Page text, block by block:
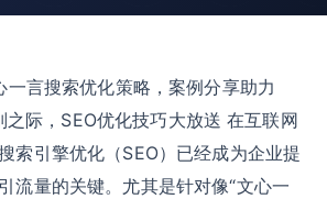
言搜索优化策略，案例分享助力
际，SEO优化技巧大放送 在互联网
索引擎优化（SEO）已经成为企业提
流量的关键。尤其是针对像“文心一